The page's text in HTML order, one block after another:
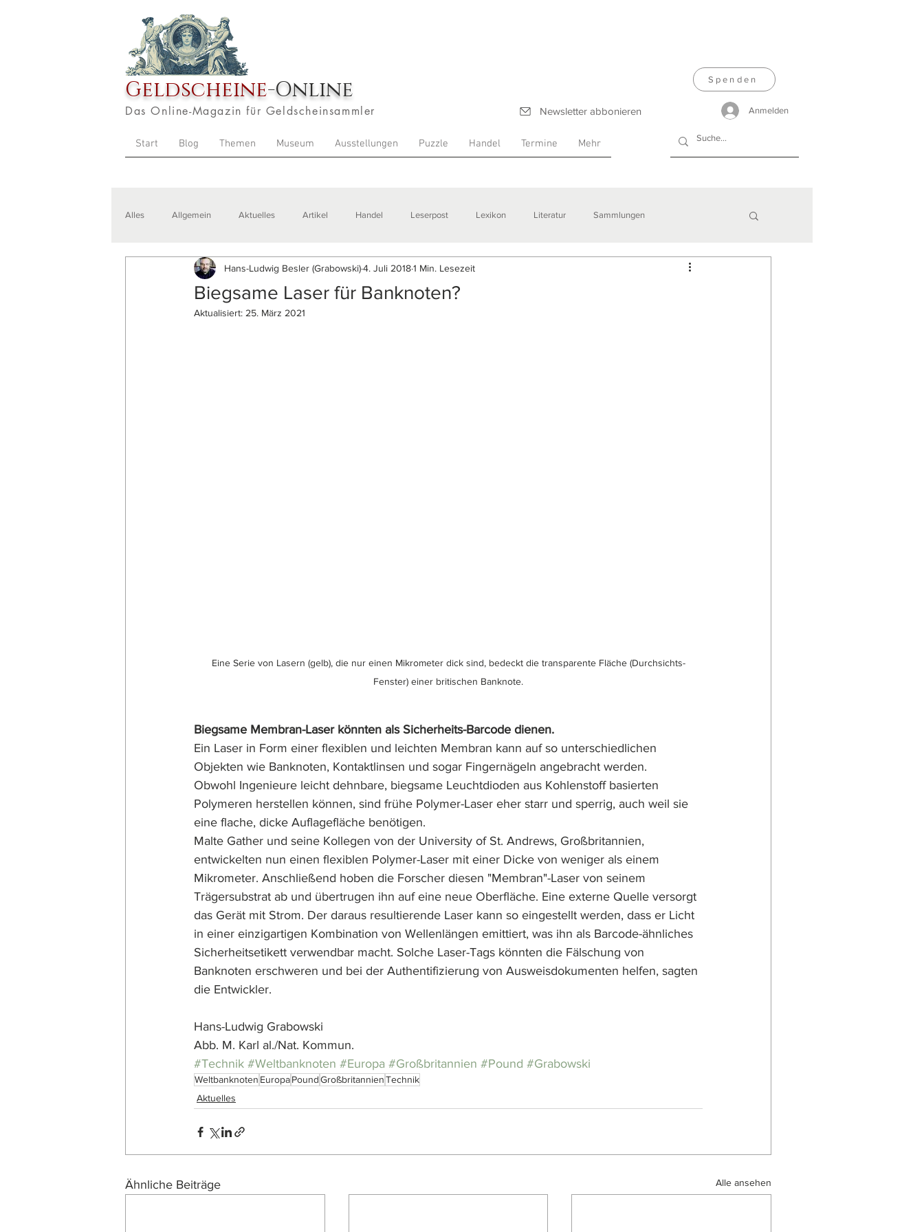
Geldscheine-Online
Das Online-Magazin für Geldscheinsammler Newsletter abbonieren
Start Blog Themen Museum Ausstellungen Puzzle Handel Termine Mehr
Spenden
Anmelden
Alles Allgemein Aktuelles Artikel Handel Leserpost Lexikon Literatur Sammlungen
Veranstaltungen Zitate Ausstellungen
Biegsame Laser für Banknoten?
Hans-Ludwig Besler (Grabowski)4. Juli 20181 Min. Lesezeit
Aktualisiert: 25. März 2021
Eine Serie von Lasern (gelb), die nur einen Mikrometer dick sind, bedeckt die transparente Fläche (Durchsichts-
Fenster) einer britischen Banknote.
Biegsame Membran-Laser könnten als Sicherheits-Barcode dienen.
Ein Laser in Form einer flexiblen und leichten Membran kann auf so unterschiedlichen
Objekten wie Banknoten, Kontaktlinsen und sogar Fingernägeln angebracht werden.
Obwohl Ingenieure leicht dehnbare, biegsame Leuchtdioden aus Kohlenstoff basierten
Polymeren herstellen können, sind frühe Polymer-Laser eher starr und sperrig, auch weil sie
eine flache, dicke Auflagefläche benötigen.
Malte Gather und seine Kollegen von der University of St. Andrews, Großbritannien,
entwickelten nun einen flexiblen Polymer-Laser mit einer Dicke von weniger als einem
Mikrometer. Anschließend hoben die Forscher diesen "Membran"-Laser von seinem
Trägersubstrat ab und übertrugen ihn auf eine neue Oberfläche. Eine externe Quelle versorgt
das Gerät mit Strom. Der daraus resultierende Laser kann so eingestellt werden, dass er Licht
in einer einzigartigen Kombination von Wellenlängen emittiert, was ihn als Barcode-ähnliches
Sicherheitsetikett verwendbar macht. Solche Laser-Tags könnten die Fälschung von
Banknoten erschweren und bei der Authentifizierung von Ausweisdokumenten helfen, sagten
die Entwickler.
Hans-Ludwig Grabowski
Abb. M. Karl al./Nat. Kommun.
#Technik #Weltbanknoten #Europa #Großbritannien #Pound #Grabowski
Weltbanknoten EuropaPoundGroßbritannienTechnik
Aktuelles
Ähnliche Beiträge Alle ansehen